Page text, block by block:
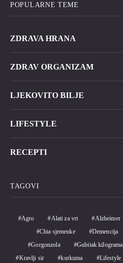
POPULARNE TEME
ZDRAVA HRANA
ZDRAV ORGANIZAM
LJEKOVITO BILJE
LIFESTYLE
RECEPTI
TAGOVI
Agro Alati za vrt Alzheimer
Chia sjemenke
Demencija
Gorgonzola
Gubitak kilograma
Kravlji sir
kurkuma Lifestyle